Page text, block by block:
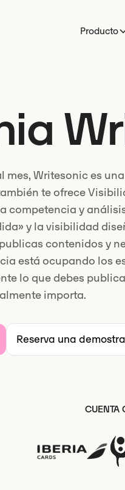
Producto
mes, Writesonic es
te ofrece
competencia y
y la visibilidad
contenidos y
está ocupando los
lo que debes
importa.
Reserva una
CUENTA